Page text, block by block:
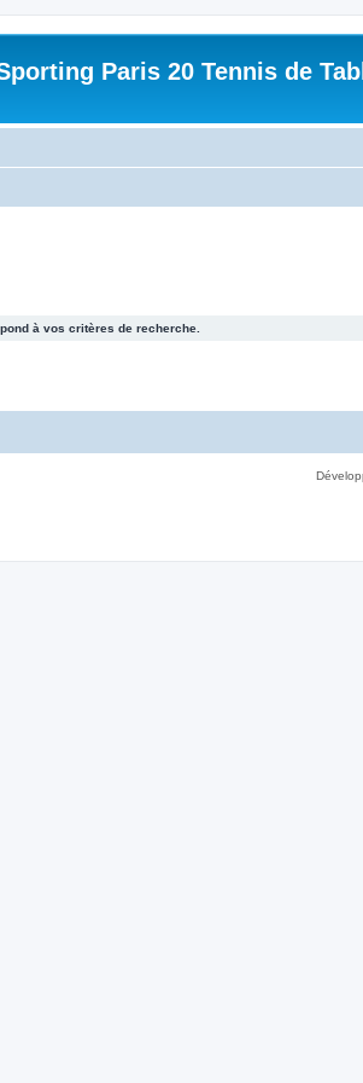
Paris 20 Tennis de
à vos critères de recherche.